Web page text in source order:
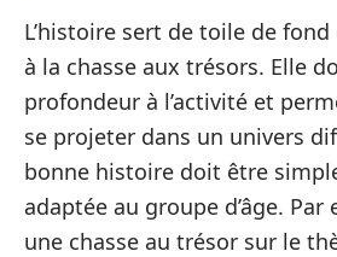
L’histoire sert de toile de
à la chasse aux trésors. Elle
profondeur à l’activité et
se projeter dans un univers
bonne histoire doit être
adaptée au groupe d’âge.
une chasse au trésor sur le